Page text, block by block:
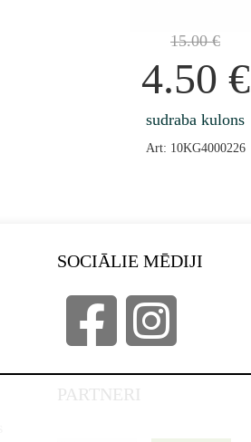
15.00€
4.50 €
sudraba kulons
Art: 10KG4000226
SOCIĀLIE MĒDIJI
PARTNERI